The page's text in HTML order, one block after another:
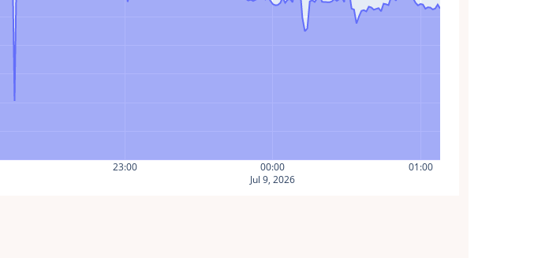
23:00 00:00
Jul 9, 2026
01:00